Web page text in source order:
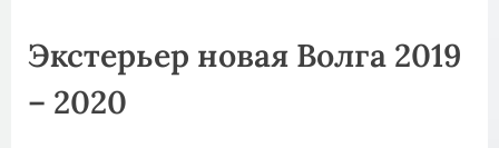
Экстерьер новая Волга 2019
– 2020